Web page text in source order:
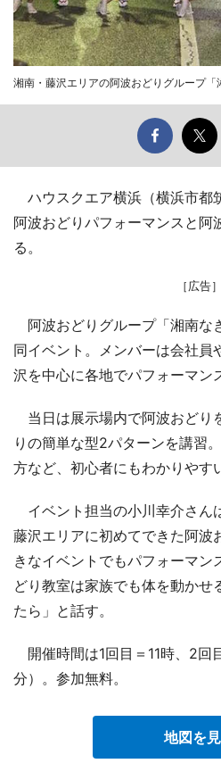
湘南・藤沢エリアの阿波おどりグループ「
ハウスクエア横浜（横浜市都
阿波おどりパフォーマンスと阿
る。
［広告］
阿波おどりグループ「湘南な
同イベント。メンバーは会社
沢を中心に各地でパフォーマン
当日は展示場内で阿波おどり
りの簡単な型2パターンを講習
方など、初心者にもわかりやす
イベント担当の小川幸介さん
藤沢エリアに初めてできた阿波
きなイベントでもパフォーマン
どり教室は家族でも体を動かせ
たら」と話す。
開催時間は1回目＝11時、2回
分）。参加無料。
地図を